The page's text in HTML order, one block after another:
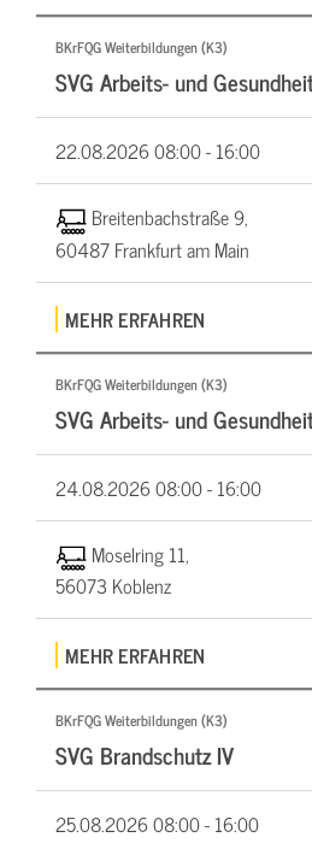
BKrFQG Weiterbildungen (K3)
SVG Arbeits- und
22.08.202608:00 - 16:00
Breitenbachstraße 9,
60487 Frankfurt am Main
MEHR ERFAHREN
BKrFQG Weiterbildungen (K3)
SVG Arbeits- und
24.08.202608:00 - 16:00
Moselring 11,
56073 Koblenz
MEHR ERFAHREN
BKrFQG Weiterbildungen (K3)
SVG Brandschutz IV
25.08.202608:00 - 16:00